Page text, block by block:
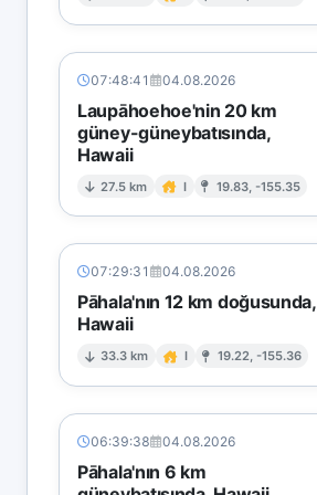
07:48:41 04.08.2026
Laupāhoehoe'nin 20 km
güney-güneybatısında,
Hawaii
27.5 km I 19.83, -155.35
07:29:31 04.08.2026
Pāhala'nın 12 km doğusunda,
Hawaii
33.3 km I 19.22, -155.36
06:39:38 04.08.2026
Pāhala'nın 6 km